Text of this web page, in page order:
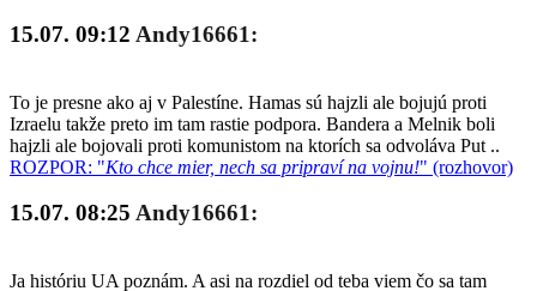
15.07. 09:12 Andy16661:
To je presne ako aj v Palestíne. Hamas sú hajzli ale bojujú proti
Izraelu takže preto im tam rastie podpora. Bandera a Melnik boli
hajzli ale bojovali proti komunistom na ktorích sa odvoláva Put ..
ROZPOR: "Kto chce mier, nech sa pripraví na vojnu!" (rozhovor)
15.07. 08:25 Andy16661:
Ja históriu UA poznám. A asi na rozdiel od teba viem čo sa tam